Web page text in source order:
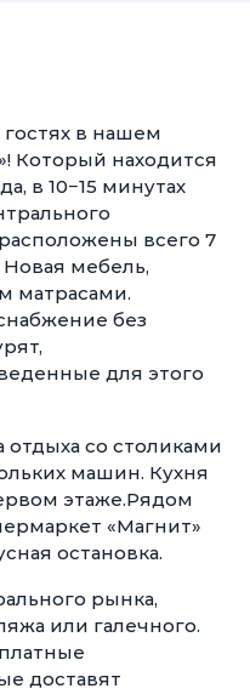
в нашем
Который находится
в 10−15 минутах
всего 7
мебель,
матрасами.
без
для этого
со столиками
машин. Кухня
этаже.Рядом
«Магнит»
остановка.
рынка,
или галечного.
доставят